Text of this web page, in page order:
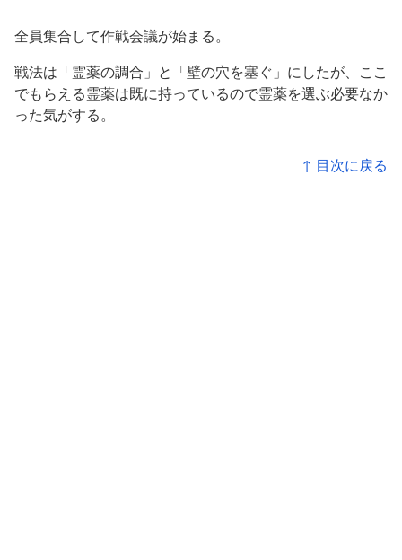
全員集合して作戦会議が始まる。
戦法は「霊薬の調合」と「壁の穴を塞ぐ」にしたが、ここ
でもらえる霊薬は既に持っているので霊薬を選ぶ必要なか
った気がする。
↑ 目次に戻る